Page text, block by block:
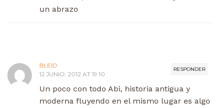
un abrazo
RESPONDER
BLEID
12 JUNIO, 2012 AT 19:10
Un poco con todo Abi, historia antigua y
moderna fluyendo en el mismo lugar es algo